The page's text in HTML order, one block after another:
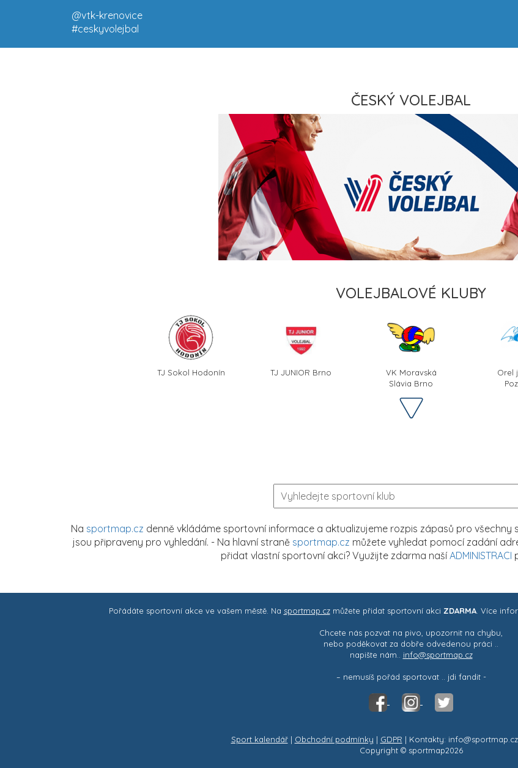
@vtk-krenovice
#ceskyvolejbal
ČESKÝ VOLEJBAL
VOLEJBALOVÉ KLUBY
TJ Sokol Hodonín TJ JUNIOR Brno
VK Moravská
Slávia Brno
Orel
Na sportmap.cz denně vkládáme sportovní informace a aktualizujeme rozpis zápasů pro všechny
jsou připraveny pro vyhledání. - Na hlavní straně sportmap.cz můžete vyhledat pomocí zadání
přidat vlastní sportovní akci? Využijte zdarma naší ADMINISTRACI
Pořádáte sportovní akce ve vašem městě. Na sportmap.czmůžete přidat sportovní akci ZDARMA. Více
Chcete nás pozvat na pivo, upozornit na chybu,
nebo poděkovat za dobře odvedenou práci ..
napište nám.. info@sportmap.cz
– nemusíš pořád sportovat .. jdi fandit -
Sport kalendář| Obchodní podmínky | GDPR | Kontakty:
Copyright © sportmap2026